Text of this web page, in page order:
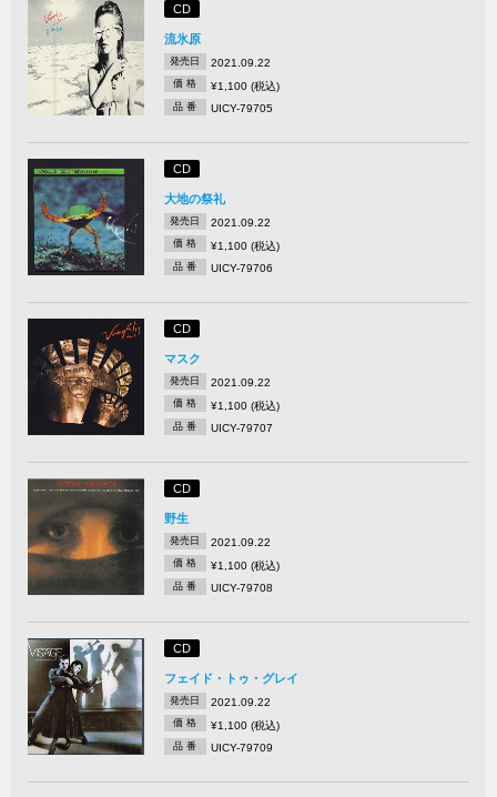
CD
流氷原
発売日 2021.09.22
価 格 ¥1,100 (税込)
品 番 UICY-79705
CD
大地の祭礼
発売日 2021.09.22
価 格 ¥1,100 (税込)
品 番 UICY-79706
CD
マスク
発売日 2021.09.22
価 格 ¥1,100 (税込)
品 番 UICY-79707
CD
野生
発売日 2021.09.22
価 格 ¥1,100 (税込)
品 番 UICY-79708
CD
フェイド・トゥ・グレイ
発売日 2021.09.22
価 格 ¥1,100 (税込)
品 番 UICY-79709